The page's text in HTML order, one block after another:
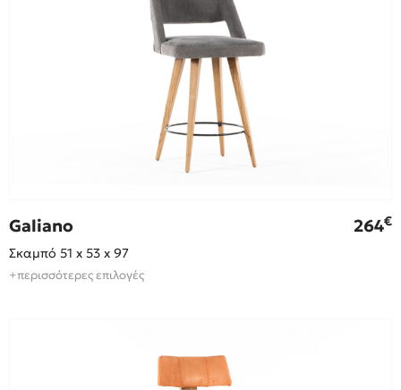
Galiano 264€
Σκαμπό 51 x 53 x 97
+περισσότερες επιλογές